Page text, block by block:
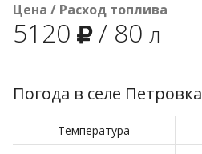
Цена / Расход топлива
5120 / 80 л
Погода в селе Петровка
Температура